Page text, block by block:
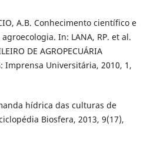
A.B. Conhecimento científico e
In: LANA, RP. et al.
DE AGROPECUÁRIA
Imprensa Universitária, 2010, 1,
hídrica das culturas de
Biosfera, 2013, 9(17),